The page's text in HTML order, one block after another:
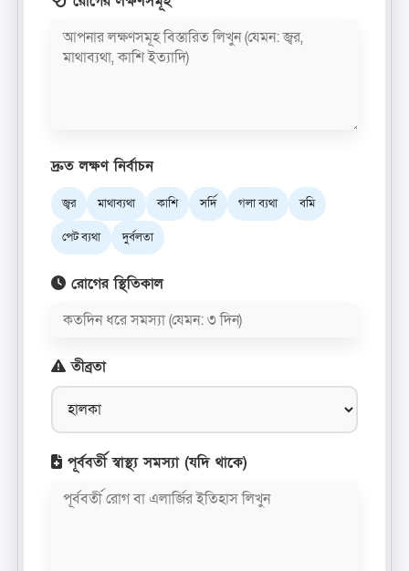
দ্রুত লক্ষণ নির্বাচন
জ্বর মাথাব্যথা কাশি সর্দি গলা ব্যথা বমি
পেট ব্যথা দুর্বলতা
রোগের স্থিতিকাল
তীব্রতা
পূর্ববর্তী স্বাস্থ্য সমস্যা (যদি থাকে)